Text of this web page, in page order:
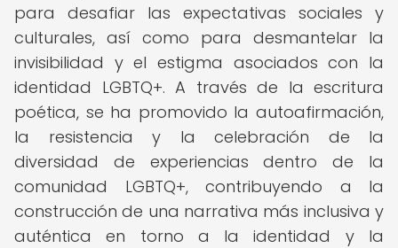
para desafiar las expectativas sociales y
culturales, así como para desmantelar la
invisibilidad y el estigma asociados con la
identidad LGBTQ+. A través de la escritura
poética, se ha promovido la autoafirmación,
la resistencia y la celebración de la
diversidad de experiencias dentro de la
comunidad LGBTQ+, contribuyendo a la
construcción de una narrativa más inclusiva y
auténtica en torno a la identidad y la